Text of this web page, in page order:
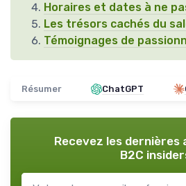
Horaires et dates à ne
Les trésors cachés du
Témoignages de
Résumer ChatGPT
Recevez les dernières
B2C